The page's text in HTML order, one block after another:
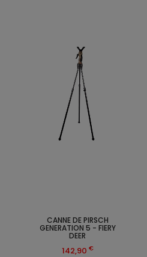
CANNE DE PIRSCH
GENERATION 5 - FIERY
DEER
142,90 €